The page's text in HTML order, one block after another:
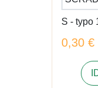
S - typo
0,30 €